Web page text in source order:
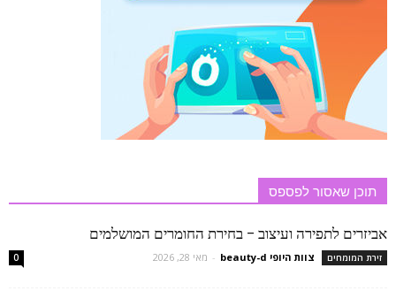
תוכן שאסור לפספס
אביזרים לתפירה ועיצוב – בחירת החומרים המושלמים
זירת המומחים צוות היופי beauty-d - מאי 28, 2026 0